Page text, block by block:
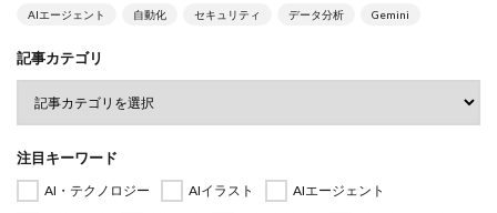
AIエージェント 自動化 セキュリティ データ分析 Gemini
記事カテゴリ
注目キーワード
AI・テクノロジー AIイラスト
AIエージェント